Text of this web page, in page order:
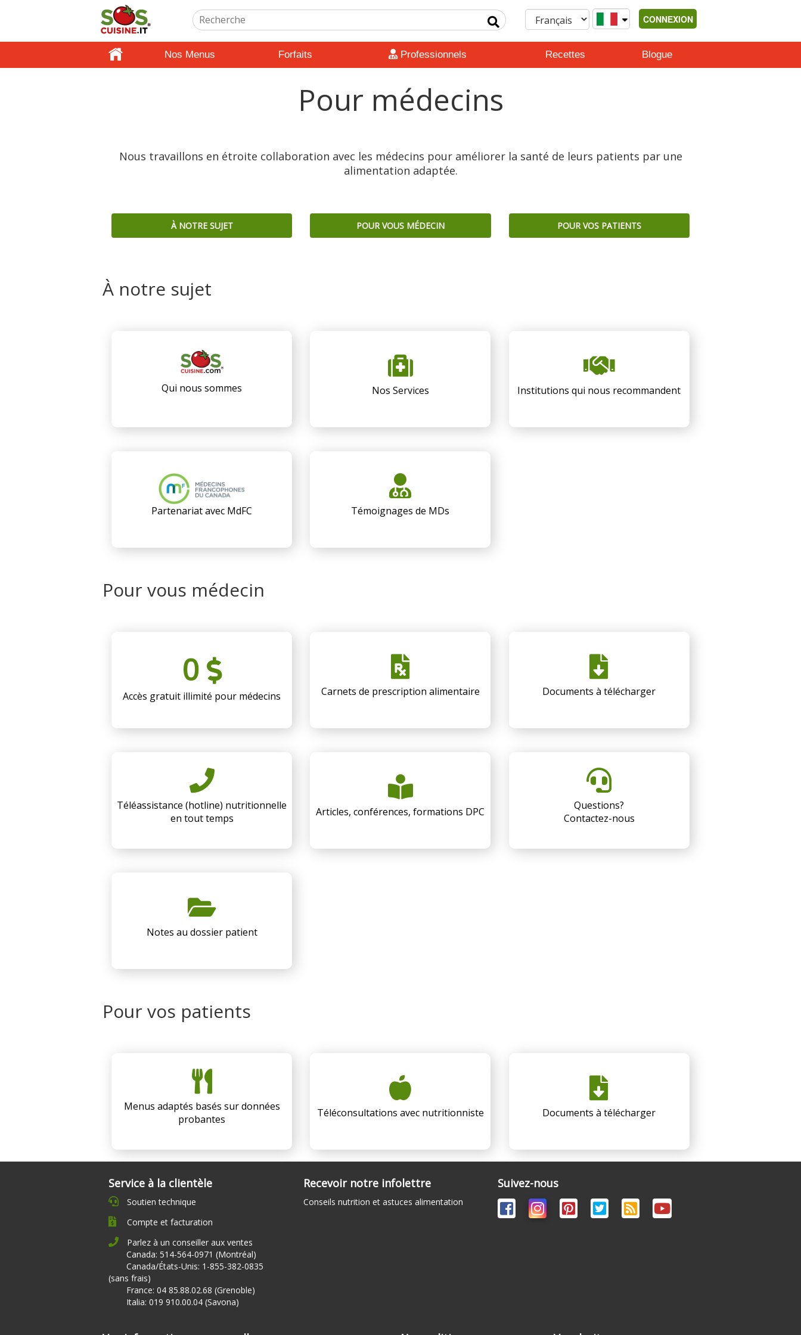
CONNEXION
Nos Menus Forfaits Professionnels Recettes Blogue
Pour médecins
Nous travaillons en étroite collaboration avec les médecins pour améliorer la santé de leurs patients par une
alimentation adaptée.
À NOTRE SUJET POUR VOUS MÉDECIN POUR VOS PATIENTS
À notre sujet
Qui nous sommes Nos Services Institutions qui nous recommandent
Partenariat avec MdFC Témoignages de MDs
Pour vous médecin
0
Accès gratuit illimité pour médecins Carnets de prescription alimentaire Documents à télécharger
Téléassistance (hotline) nutritionnelle
en tout temps
Articles, conférences, formations DPC
Questions?
Contactez-nous
Notes au dossier patient
Pour vos patients
Menus adaptés basés sur données
probantes
Téléconsultations avec nutritionniste Documents à télécharger
Service à la clientèle
Soutien technique
Compte et facturation
Parlez à un conseiller aux ventes
Canada: 514-564-0971 (Montréal)
Canada/États-Unis: 1-855-382-0835
(sans frais)
France: 04 85.88.02.68 (Grenoble)
Italia: 019 910.00.04 (Savona)
Recevoir notre infolettre
Conseils nutrition et astuces alimentation
Suivez-nous